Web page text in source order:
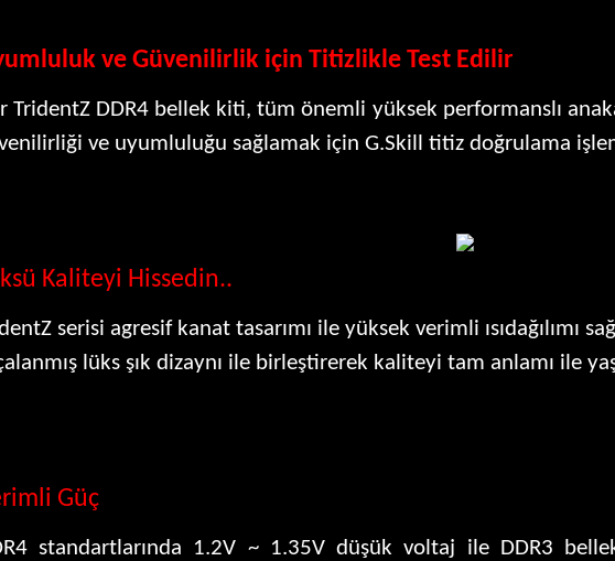
ve Güvenilirlik için Titizlikle Test Edilir
TridentZ DDR4 bellek kiti, tüm önemli yüksek performanslı
ve uyumluluğu sağlamak için G.Skill titiz doğrulama
Kaliteyi Hissedin..
serisi agresif kanat tasarımı ile yüksek verimli ısıdağılımı
lüks şık dizaynı ile birleştirerek kaliteyi tam anlamı ile
Güç
standartlarında 1.2V ~ 1.35V düşük voltaj ile DDR3